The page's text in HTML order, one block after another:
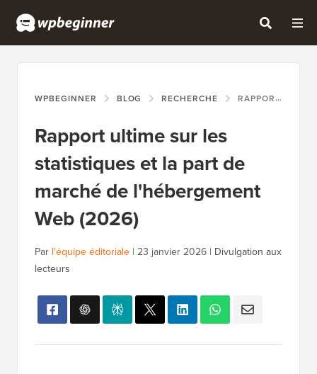
WPBEGINNER BLOG RECHERCHE RAPPORT ULTIME SUR LES STATISTIQUES ET LA PART DE MARCHÉ DE L'HÉBERGEMENT WEB (2026)
Rapport ultime sur les
statistiques et la part de
marché de l'hébergement
Web (2026)
Par l'équipe éditoriale | 23 janvier 2026 | Divulgation aux
lecteurs